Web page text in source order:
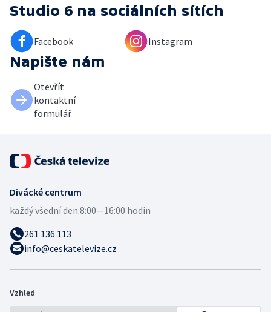
Studio 6 na sociálních sítích
Facebook Instagram
Napište nám
Otevřít
kontaktní
formulář
Divácké centrum
každý všední den:8:00—16:00 hodin
261 136 113
info@ceskatelevize.cz
Vzhled